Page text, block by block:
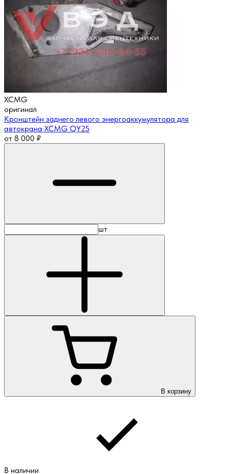
XCMG
оригинал
Кронштейн заднего левого энергоаккумулятора для
автокрана XCMG QY25
от 8 000 ₽
шт
В корзину
В наличии